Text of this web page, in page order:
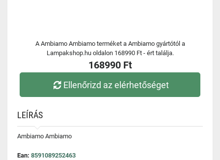
A Ambiamo Ambiamo terméket a Ambiamo gyártótól a
Lampakshop.hu oldalon 168990 Ft - ért találja.
168990 Ft
Ellenőrizd az elérhetőséget
LEÍRÁS
Ambiamo Ambiamo
Ean: 8591089252463